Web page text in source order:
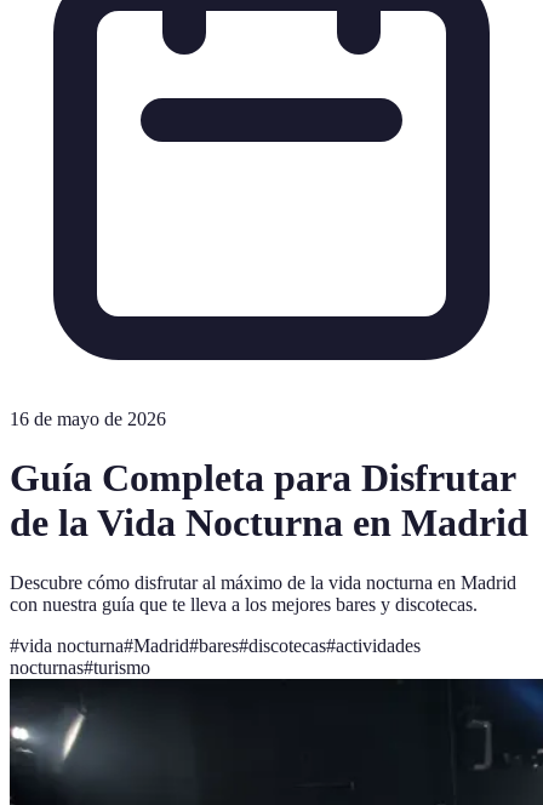
16 de mayo de 2026
Guía Completa para Disfrutar
de la Vida Nocturna en Madrid
Descubre cómo disfrutar al máximo de la vida nocturna en Madrid
con nuestra guía que te lleva a los mejores bares y discotecas.
#vida nocturna#Madrid#bares#discotecas#actividades
nocturnas#turismo